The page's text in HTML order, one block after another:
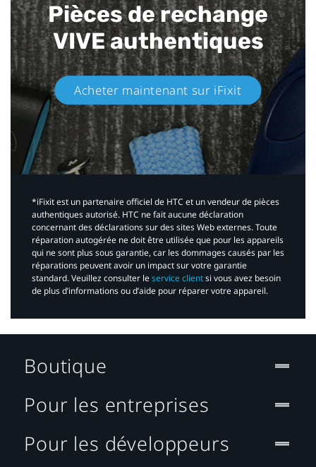
Pièces de rechange
VIVE authentiques​
Acheter maintenant sur iFixit​
*iFixit est un partenaire officiel de HTC et un vendeur de pièces
authentiques autorisé. HTC ne fait aucune déclaration
concernant des déclarations sur des sites Web externes. Toute
réparation autogérée ne doit être utilisée que pour les appareils
qui ne sont plus sous garantie, car les dommages causés par les
réparations peuvent avoir un impact sur votre garantie
standard. Veuillez consulter leservice clientsi vous avez besoin
de plus d’informations ou d’aide pour réparer votre appareil.​
Boutique
Pour les entreprises
Pour les développeurs